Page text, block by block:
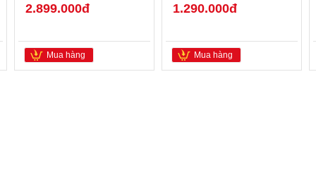
2.899.000đ
Mua hàng
1.290.000đ
Mua hàng